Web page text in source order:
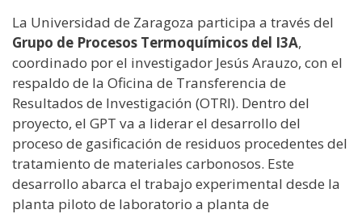
La Universidad de Zaragoza participa a través del
Grupo de Procesos Termoquímicos del I3A,
coordinado por el investigador Jesús Arauzo, con el
respaldo de la Oficina de Transferencia de
Resultados de Investigación (OTRI). Dentro del
proyecto, el GPT va a liderar el desarrollo del
proceso de gasificación de residuos procedentes del
tratamiento de materiales carbonosos. Este
desarrollo abarca el trabajo experimental desde la
planta piloto de laboratorio a planta de